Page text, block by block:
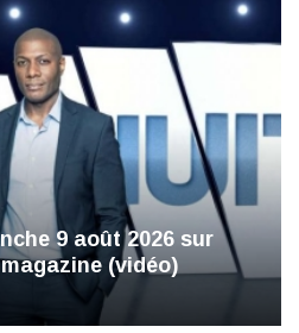
9 août 2026 sur
(vidéo)